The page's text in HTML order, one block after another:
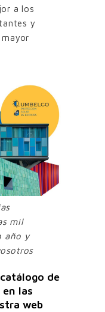
a los
y
mil
año y
de
las
web